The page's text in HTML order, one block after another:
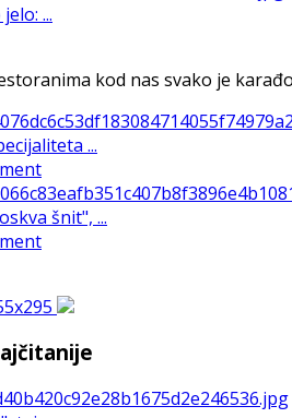
...
kod nas svako je
...
šnit", ...